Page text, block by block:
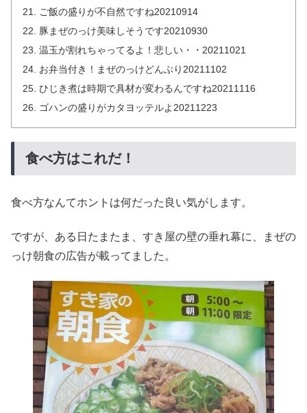
ご飯の盛りが不自然ですね20210914
豚まぜのっけ美味しそうです20210930
温玉が割れちゃってるよ！悲しい・・20211021
お弁当付き！まぜのっけどんぶり20211102
ひじき煮は時期で具材が変わるんですね20211116
ゴハンの盛りがカタヨッテルよ20211223
食べ方はこれだ！
食べ方なんてホントは何だった良い気がします。
ですが、ある日たまたま、すき屋の壁の垂れ幕に、まぜの
っけ朝食の広告が載ってました。